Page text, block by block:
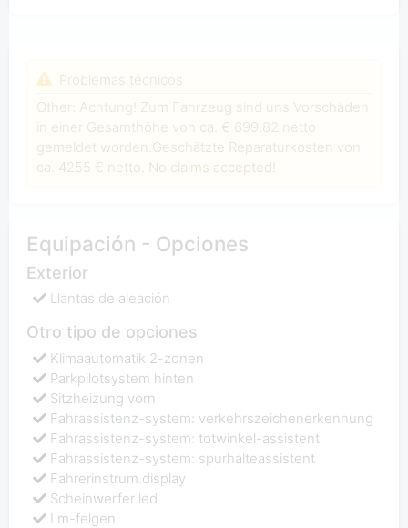
Problemas técnicos
Other: Achtung! Zum Fahrzeug sind uns Vorschäden
in einer Gesamthöhe von ca. € 699.82 netto
gemeldet worden.Geschätzte Reparaturkosten von
ca. 4255 € netto. No claims accepted!
Equipación - Opciones
Exterior
Llantas de aleación
Otro tipo de opciones
Klimaautomatik 2-zonen
Parkpilotsystem hinten
Sitzheizung vorn
Fahrassistenz-system: verkehrszeichenerkennung
Fahrassistenz-system: totwinkel-assistent
Fahrassistenz-system: spurhalteassistent
Fahrerinstrum.display
Scheinwerfer led
Lm-felgen